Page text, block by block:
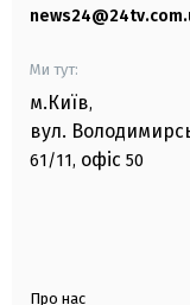
Ми тут:
м.Київ,
вул.
61/11, офіс 50
Про нас